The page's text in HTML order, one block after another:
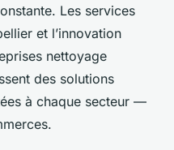
Les services
et l’innovation
nettoyage
des solutions
à chaque secteur —